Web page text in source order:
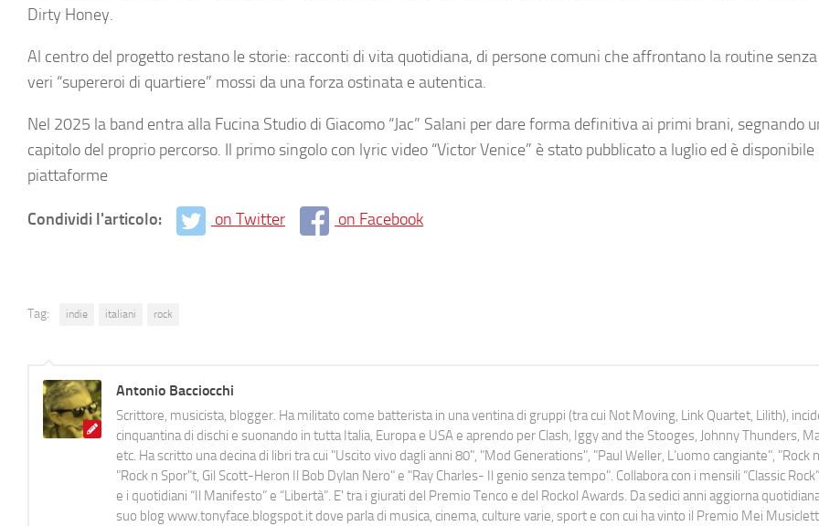
Dirty Honey.
Al centro del progetto restano le storie: racconti di vita quotidiana, di persone comuni che affrontano la routine
veri “supereroi di quartiere” mossi da una forza ostinata e autentica.
Nel 2025 la band entra alla Fucina Studio di Giacomo “Jac” Salani per dare forma definitiva ai primi brani, segnando
capitolo del proprio percorso. Il primo singolo con lyric video “Victor Venice” è stato pubblicato a luglio ed è
piattaforme
Condividi l'articolo: on Twitter on Facebook
Tag: indie italiani rock
Antonio Bacciocchi
Scrittore, musicista, blogger. Ha militato come batterista in una ventina di gruppi (tra cui Not Moving, Link Quartet, Lilith),
cinquantina di dischi e suonando in tutta Italia, Europa e USA e aprendo per Clash, Iggy and the Stooges, Johnny Thunders,
etc. Ha scritto una decina di libri tra cui "Uscito vivo dagli anni 80", "Mod Generations", "Paul Weller, L’uomo cangiante", "Rock
"Rock n Spor"t, Gil Scott-Heron Il Bob Dylan Nero" e "Ray Charles- Il genio senza tempo". Collabora con i mensili “Classic
e i quotidiani “Il Manifesto” e “Libertà”. E' tra i giurati del Premio Tenco e del Rockol Awards. Da sedici anni aggiorna
suo blog www.tonyface.blogspot.it dove parla di musica, cinema, culture varie, sport e con cui ha vinto il Premio Mei